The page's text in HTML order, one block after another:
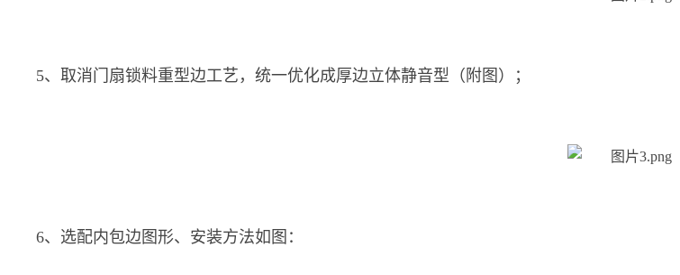
5、取消门扇锁料重型边工艺，统一优化成厚边立体静音型（附图）；
6、选配内包边图形、安装方法如图：